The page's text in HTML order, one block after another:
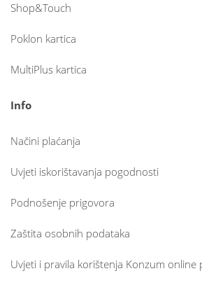
Shop&Touch
Poklon kartica
MultiPlus kartica
Info
Načini plaćanja
Uvjeti iskorištavanja pogodnosti
Podnošenje prigovora
Zaštita osobnih podataka
Uvjeti i pravila korištenja Konzum online